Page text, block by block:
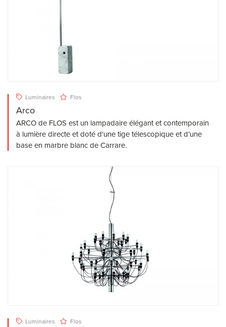
Luminaires Flos
Arco
ARCO de FLOS est un lampadaire élégant et contemporain
à lumière directe et doté d'une tige télescopique et d’une
base en marbre blanc de Carrare.
Luminaires Flos